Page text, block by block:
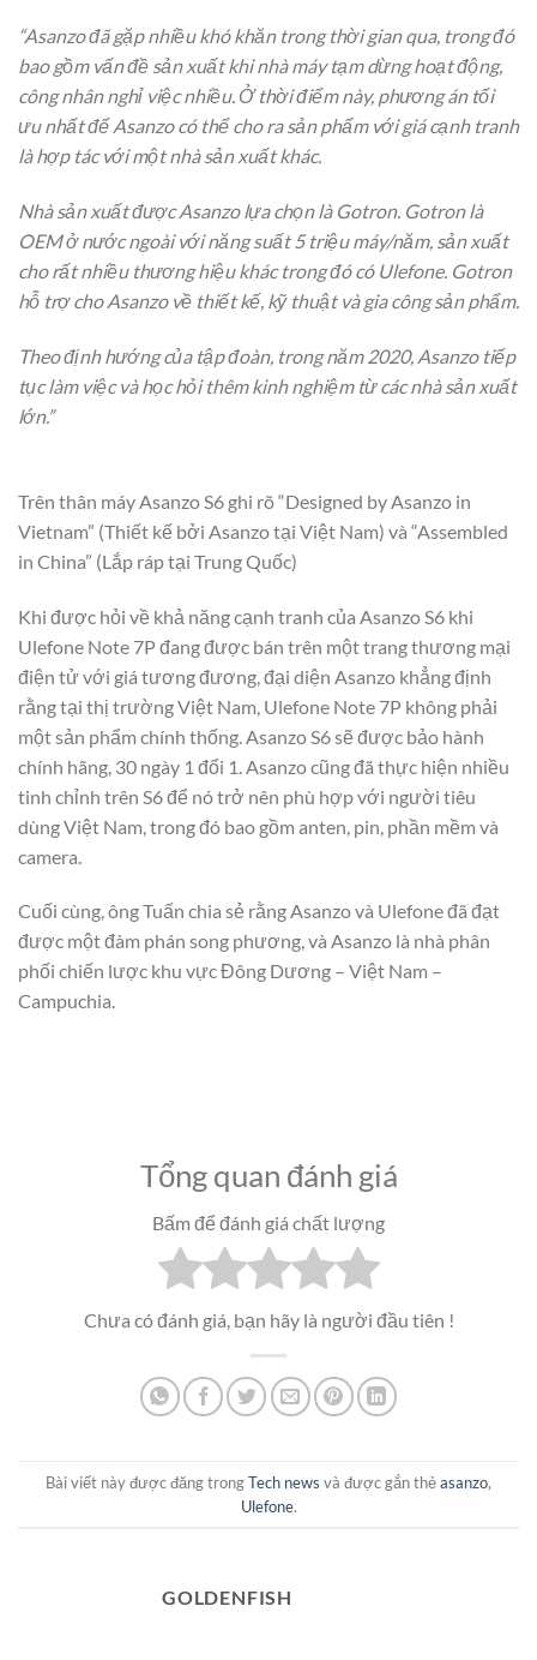
“Asanzo đã gặp nhiều khó khăn trong thời gian qua, trong đó
bao gồm vấn đề sản xuất khi nhà máy tạm dừng hoạt động,
công nhân nghỉ việc nhiều. Ở thời điểm này, phương án tối
ưu nhất để Asanzo có thể cho ra sản phẩm với giá cạnh tranh
là hợp tác với một nhà sản xuất khác.
Nhà sản xuất được Asanzo lựa chọn là Gotron. Gotron là
OEM ở nước ngoài với năng suất 5 triệu máy/năm, sản xuất
cho rất nhiều thương hiệu khác trong đó có Ulefone. Gotron
hỗ trợ cho Asanzo về thiết kế, kỹ thuật và gia công sản phẩm.
Theo định hướng của tập đoàn, trong năm 2020, Asanzo tiếp
tục làm việc và học hỏi thêm kinh nghiệm từ các nhà sản xuất
lớn.”
Trên thân máy Asanzo S6 ghi rõ “Designed by Asanzo in
Vietnam” (Thiết kế bởi Asanzo tại Việt Nam) và “Assembled
in China” (Lắp ráp tại Trung Quốc)
Khi được hỏi về khả năng cạnh tranh của Asanzo S6 khi
Ulefone Note 7P đang được bán trên một trang thương mại
điện tử với giá tương đương, đại diện Asanzo khẳng định
rằng tại thị trường Việt Nam, Ulefone Note 7P không phải
một sản phẩm chính thống. Asanzo S6 sẽ được bảo hành
chính hãng, 30 ngày 1 đổi 1. Asanzo cũng đã thực hiện nhiều
tinh chỉnh trên S6 để nó trở nên phù hợp với người tiêu
dùng Việt Nam, trong đó bao gồm anten, pin, phần mềm và
camera.
Cuối cùng, ông Tuấn chia sẻ rằng Asanzo và Ulefone đã đạt
được một đàm phán song phương, và Asanzo là nhà phân
phối chiến lược khu vực Đông Dương – Việt Nam –
Campuchia.
Tổng quan đánh giá
Bấm để đánh giá chất lượng
Chưa có đánh giá, bạn hãy là người đầu tiên !
Bài viết này được đăng trongTech news và được gắn thẻasanzo,
Ulefone.
GOLDENFISH